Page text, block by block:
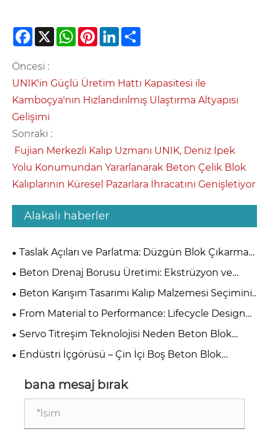
Facebook
X WhatsApp
PinterestLinkedIn
Öncesi :
UNIK'in Güçlü Üretim Hattı Kapasitesi ile
Kamboçya'nın Hızlandırılmış Ulaştırma Altyapısı
Gelişimi
Sonraki :
​ Fujian Merkezli Kalıp Uzmanı UNIK, Deniz İpek
Yolu Konumundan Yararlanarak Beton Çelik Blok
Kalıplarının Küresel Pazarlara İhracatını Genişletiyor
Alakalı haberler
Taslak Açıları ve Parlatma: Düzgün Blok Çıkarma
Mühendisliği
Beton Drenaj Borusu Üretimi: Ekstrüzyon ve
Makaralı Askı Yöntemleri Arasında Nasıl Seçim
Beton Karışım Tasarımı Kalıp Malzemesi Seçimini
Doğrudan Nasıl Etkiler?
From Material to Performance: Lifecycle Design
Principles for High-Quality Concrete Steel Moulds
Servo Titreşim Teknolojisi Neden Beton Blok
Yapımının Anahtarıdır?
Endüstri İçgörüsü – Çin İçi Boş Beton Blok
bana mesaj bırak